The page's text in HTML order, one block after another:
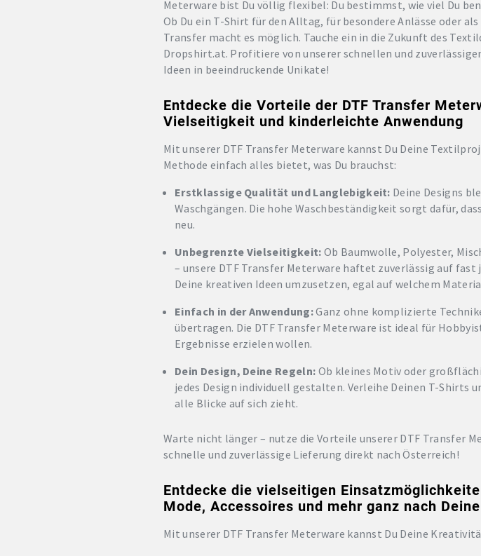
Meterware bist Du völlig flexibel: Du bestimmst, wie viel Du
Ob Du ein T-Shirt für den Alltag, für besondere Anlässe oder
Transfer macht es möglich. Tauche ein in die Zukunft des
Dropshirt.at. Profitiere von unserer schnellen und
Ideen in beeindruckende Unikate!
Entdecke die Vorteile der DTF Transfer
Vielseitigkeit und kinderleichte Anwendung
Mit unserer DTF Transfer Meterware kannst Du Deine
Methode einfach alles bietet, was Du brauchst:
Erstklassige Qualität und Langlebigkeit: Deine Designs
Waschgängen. Die hohe Waschbeständigkeit sorgt dafür,
neu.
Unbegrenzte Vielseitigkeit: Ob Baumwolle, Polyester,
– unsere DTF Transfer Meterware haftet zuverlässig auf
Deine kreativen Ideen umzusetzen, egal auf welchem
Einfach in der Anwendung:Ganz ohne komplizierte
übertragen. Die DTF Transfer Meterware ist ideal für
Ergebnisse erzielen wollen.
Dein Design, Deine Regeln: Ob kleines Motiv oder
jedes Design individuell gestalten. Verleihe Deinen T-Shirts
alle Blicke auf sich zieht.
Warte nicht länger – nutze die Vorteile unserer DTF Transfer
schnelle und zuverlässige Lieferung direkt nach Österreich!
Entdecke die vielseitigen
Mode, Accessoires und mehr ganz nach
Mit unserer DTF Transfer Meterware kannst Du Deine